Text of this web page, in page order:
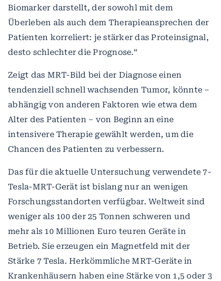
Biomarker darstellt, der sowohl mit dem
Überleben als auch dem Therapieansprechen der
Patienten korreliert: je stärker das Proteinsignal,
desto schlechter die Prognose.“
Zeigt das MRT-Bild bei der Diagnose einen
tendenziell schnell wachsenden Tumor, könnte –
abhängig von anderen Faktoren wie etwa dem
Alter des Patienten – von Beginn an eine
intensivere Therapie gewählt werden, um die
Chancen des Patienten zu verbessern.
Das für die aktuelle Untersuchung verwendete 7-
Tesla-MRT-Gerät ist bislang nur an wenigen
Forschungsstandorten verfügbar. Weltweit sind
weniger als 100 der 25 Tonnen schweren und
mehr als 10 Millionen Euro teuren Geräte in
Betrieb. Sie erzeugen ein Magnetfeld mit der
Stärke 7 Tesla. Herkömmliche MRT-Geräte in
Krankenhäusern haben eine Stärke von 1,5 oder 3